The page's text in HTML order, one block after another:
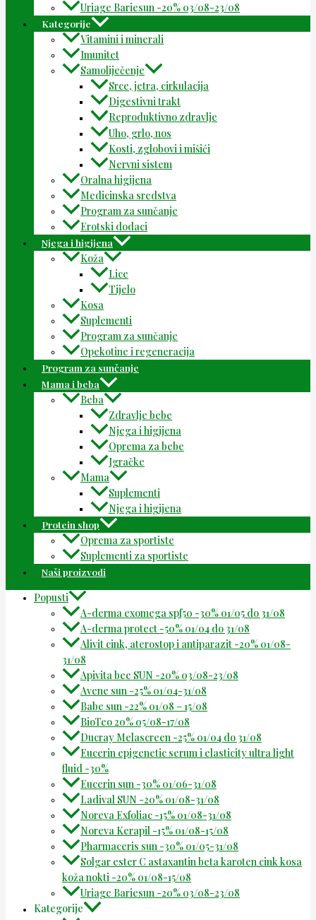
Uriage Bariesun -20% 03/08-23/08
Kategorije
Vitamini i minerali
Imunitet
Samoliječenje
Srce, jetra, cirkulacija
Digestivni trakt
Reproduktivno zdravlje
Uho, grlo, nos
Kosti, zglobovi i mišići
Nervni sistem
Oralna higijena
Medicinska sredstva
Program za sunčanje
Erotski dodaci
Njega i higijena
Koža
Lice
Tijelo
Kosa
Suplementi
Program za sunčanje
Opekotine i regeneracija
Program za sunčanje
Mama i beba
Beba
Zdravlje bebe
Njega i higijena
Oprema za bebe
Igračke
Mama
Suplementi
Njega i higijena
Protein shop
Oprema za sportiste
Suplementi za sportiste
Naši proizvodi
Popusti
A-derma exomega spf50 -30% 01/05 do 31/08
A-derma protect -50% 01/04 do 31/08
Alivit cink, aterostop i antiparazit -20% 01/08-
31/08
Apivita bee SUN -20% 03/08-23/08
Avene sun -25% 01/04-31/08
Babe sun -22% 01/08 – 15/08
BioTeo 20% 05/08-17/08
Ducray Melascreen -25% 01/04 do 31/08
Eucerin epigenetic serum i elasticity ultra light
fluid -30%
Eucerin sun -30% 01/06-31/08
Ladival SUN -20% 01/08-31/08
Noreva Exfoliac -15% 01/08-31/08
Noreva Kerapil -15% 01/08-15/08
Pharmaceris sun -30% 01/05-31/08
Solgar ester C astaxantin beta karoten cink kosa
koža nokti -20% 01/08-15/08
Uriage Bariesun -20% 03/08-23/08
Kategorije